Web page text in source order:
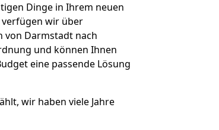
Dinge in Ihrem neuen
wir über
von Darmstadt nach
und können Ihnen
eine passende Lösung
wir haben viele Jahre